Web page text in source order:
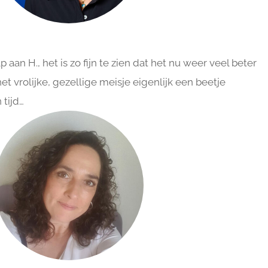
aan H., het is zo fijn te zien dat het nu weer veel beter
vrolijke, gezellige meisje eigenlijk een beetje
tijd…